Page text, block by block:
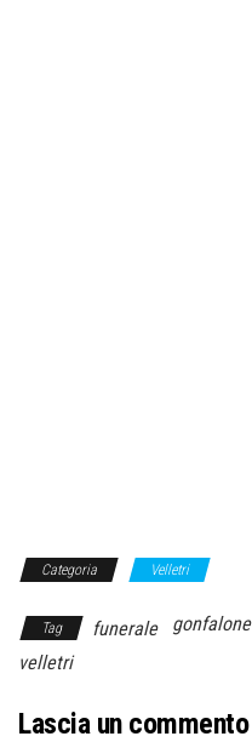
Categoria Velletri
Tag funerale gonfalone
velletri
Lascia un commento